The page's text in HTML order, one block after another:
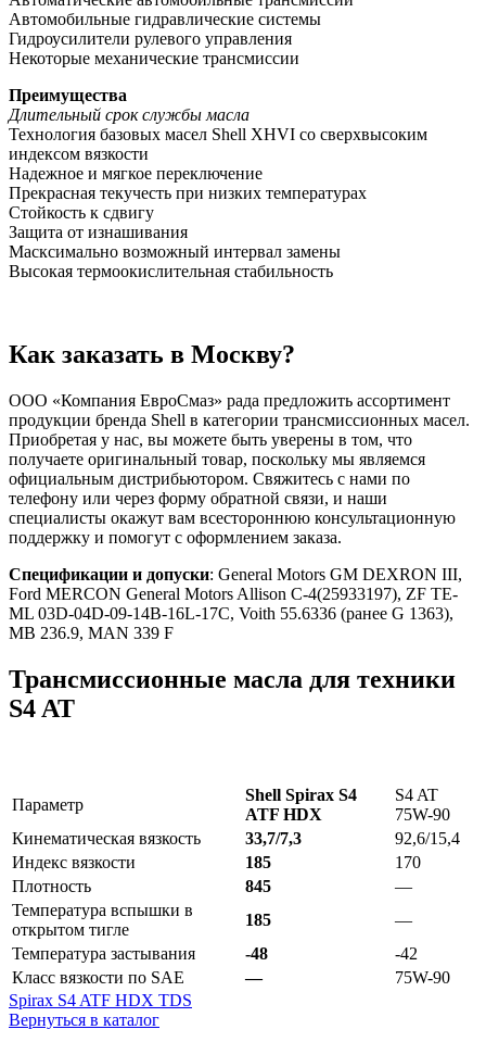
Автомобильные гидравлические системы
Гидроусилители рулевого управления
Некоторые механические трансмиссии
Преимущества
Длительный срок службы масла
Технология базовых масел Shell XHVI со сверхвысоким
индексом вязкости
Надежное и мягкое переключение
Прекрасная текучесть при низких температурах
Стойкость к сдвигу
Защита от изнашивания
Масксимально возможный интервал замены
Высокая термоокислительная стабильность
Как заказать в Москву?
ООО «Компания ЕвроСмаз» рада предложить ассортимент
продукции бренда Shell в категории трансмиссионных масел.
Приобретая у нас, вы можете быть уверены в том, что
получаете оригинальный товар, поскольку мы являемся
официальным дистрибьютором. Свяжитесь с нами по
телефону или через форму обратной связи, и наши
специалисты окажут вам всестороннюю консультационную
поддержку и помогут с оформлением заказа.
Спецификации и допуски: General Motors GM DEXRON III,
Ford MERCON General Motors Allison C-4(25933197), ZF TE-
ML 03D-04D-09-14B-16L-17C, Voith 55.6336 (ранее G 1363),
MB 236.9, MAN 339 F
Трансмиссионные масла для техники
S4 AT
Параметр
Shell Spirax S4
ATF HDX
S4 AT
75W-90
Кинематическая вязкость
33,7/7,3
92,6/15,4
Индекс вязкости
185
170
Плотность
845
—
Температура вспышки в
открытом тигле
185
—
Температура застывания
-48
-42
Класс вязкости по SAE
—
75W-90
Spirax S4 ATF HDX TDS
Вернуться в каталог